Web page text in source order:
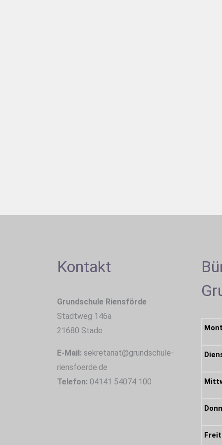
Kontakt
Grundschule Riensförde
Stadtweg 146a
21680 Stade
E-Mail: sekretariat@grundschule-
riensfoerde.de
Telefon: 04141 54074 100